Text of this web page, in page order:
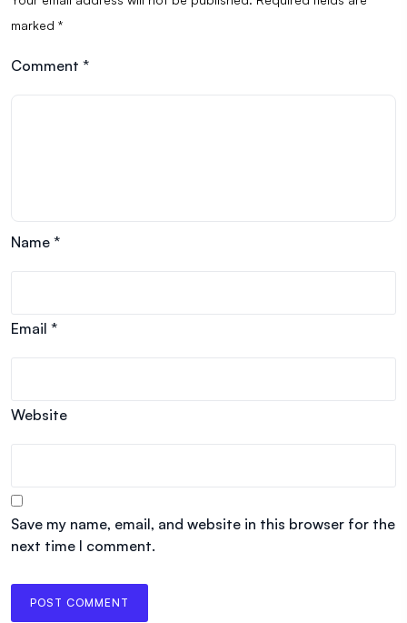
marked *
Comment *
Name *
Email *
Website
Save my name, email, and website in this browser for the
next time I comment.